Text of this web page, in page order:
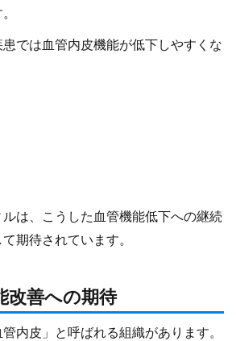
では血管内皮機能が低下しやすくな
は、こうした血管機能低下への継続
期待されています。
改善への期待
内皮」と呼ばれる組織があります。